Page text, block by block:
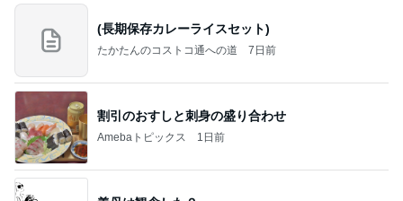
(長期保存カレーライスセット)
たかたんのコストコ通への道 7日前
割引のおすしと刺身の盛り合わせ
Amebaトピックス 1日前